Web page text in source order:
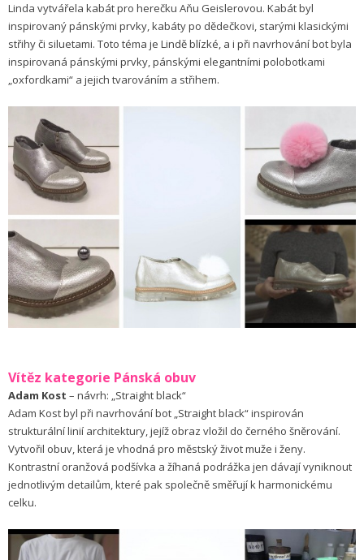
Linda vytvářela kabát pro herečku Aňu Geislerovou. Kabát byl
inspirovaný pánskými prvky, kabáty po dědečkovi, starými klasickými
střihy či siluetami. Toto téma je Lindě blízké, a i při navrhování bot byla
inspirovaná pánskými prvky, pánskými elegantními polobotkami
„oxfordkami“ a jejich tvarováním a střihem.
Vítěz kategorie Pánská obuv
Adam Kost – návrh: „Straight black“
Adam Kost byl při navrhování bot „Straight black“ inspirován
strukturální linií architektury, jejíž obraz vložil do černého šněrování.
Vytvořil obuv, která je vhodná pro městský život muže i ženy.
Kontrastní oranžová podšívka a žíhaná podrážka jen dávají vyniknout
jednotlivým detailům, které pak společně směřují k harmonickému
celku.